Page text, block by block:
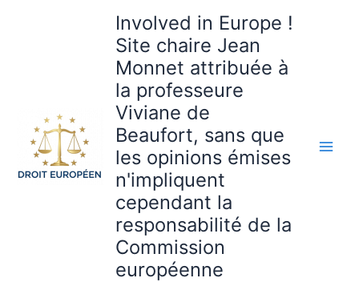
Involved in Europe !
Site chaire Jean
Monnet attribuée à
la professeure
Viviane de
Beaufort, sans que
les opinions émises
n'impliquent
cependant la
responsabilité de la
Commission
européenne